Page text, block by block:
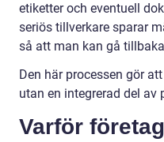
etiketter och eventuell
seriös tillverkare sparar
så att man kan gå
Den här processen gör
utan en integrerad del av
Varför